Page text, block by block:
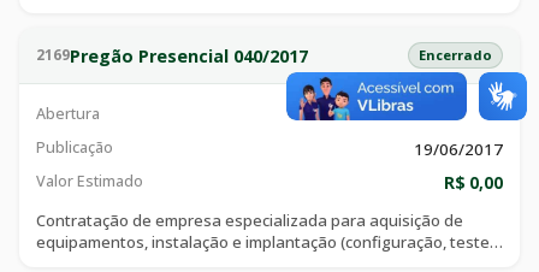
2169Pregão Presencial 040/2017 Encerrado
Abertura --
Publicação 19/06/2017
Valor Estimado
R$ 0,00
Contratação de empresa especializada para aquisição de
equipamentos, instalação e implantação (configuração, testes